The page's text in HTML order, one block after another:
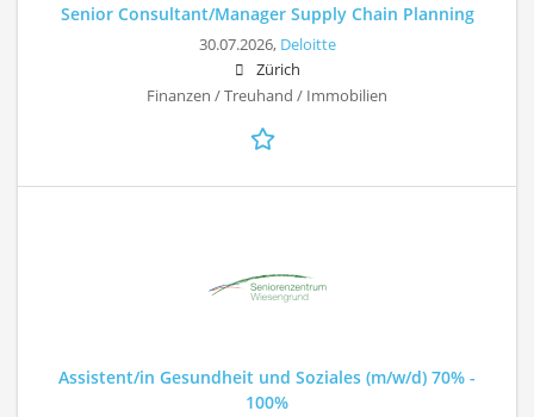
Senior Consultant/Manager Supply Chain Planning
30.07.2026, Deloitte
Zürich
Finanzen / Treuhand / Immobilien
Assistent/in Gesundheit und Soziales (m/w/d) 70% -
100%